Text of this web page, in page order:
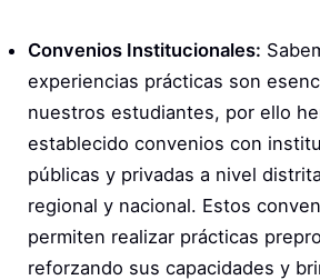
Convenios Institucionales:
experiencias prácticas son
nuestros estudiantes, por ello
establecido convenios con
públicas y privadas a nivel
regional y nacional. Estos
permiten realizar prácticas
reforzando sus capacidades y